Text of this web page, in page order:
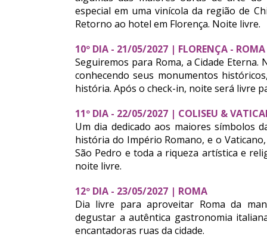
especial em uma vinícola da região de
Retorno ao hotel em Florença. Noite livre.
10º DIA - 21/05/2027 | FLORENÇA - ROMA
Seguiremos para Roma, a Cidade
conhecendo seus monumentos
história. Após o check-in, noite será livre
11º DIA - 22/05/2027 | COLISEU &
Um dia dedicado aos maiores símbolos
história do Império Romano, e o
São Pedro e toda a riqueza artística e
noite livre.
12º DIA - 23/05/2027 | ROMA
Dia livre para aproveitar Roma da
degustar a autêntica gastronomia
encantadoras ruas da cidade.